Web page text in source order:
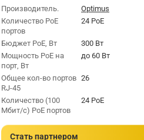
Производитель.
Optimus
Количество PoE
портов
24 PoE
Бюджет РоЕ, Вт
300 Вт
Мощность РоЕ на
порт, Вт
до 60 Вт
Общее кол-во портов
RJ-45
26
Количество (100
Мбит/с) PoE портов
24 PoE
Стать партнером